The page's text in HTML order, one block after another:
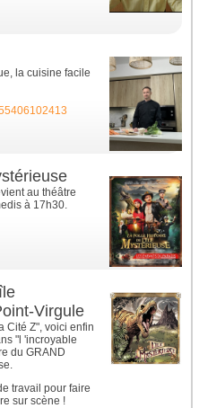
la cuisine facile
au théâtre
à 17h30.
Virgule
Cité Z", voici enfin
"l 'incroyable
du GRAND
travail pour faire
sur scène !